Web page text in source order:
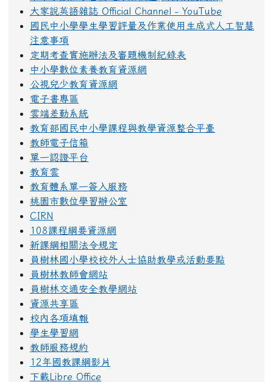
大家說英語雜誌 Official Channel - YouTube
國民中小學學生學習評量及作業使用生成式人工智慧
注意事項
定期考查實施辦法及審題機制紀錄表
中小學數位素養教育資源網
公視兒少教育資源網
電子書專區
雲端差勤系統
教育部國民中小學課程與教學資源整合平臺
教師電子信箱
單一認證平台
教育雲
教育體系單一簽入服務
桃園市數位學習辦公室
CIRN
108課程綱要資源網
新課綱相關法令規定
員樹林國小學校校外人士協助教學或活動要點
員樹林教師會網站
員樹林交通安全教學網站
資源共享區
校內各項填報
學生學習網
教師服務規約
12年國教課綱影片
下載Libre Office